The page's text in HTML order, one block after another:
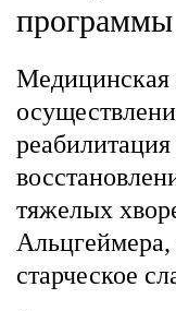
Медицинская
тяжелых
старческое